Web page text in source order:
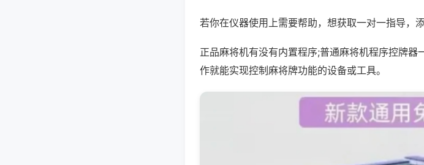
若你在仪器使用上需要帮助，想获取一对一指导，
正品麻将机有没有内置程序;普通麻将机程序控牌
作就能实现控制麻将牌功能的设备或工具。